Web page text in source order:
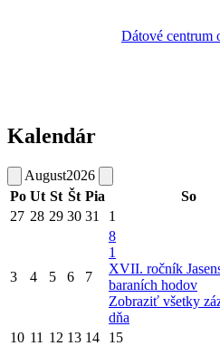
Dátové centrum
Kalendár
August2026
Po Ut St Št Pia So
27 28 29 30 31 1
3 4 5 6 7
8
1
XVII. ročník
baraních hodov
Zobraziť všetky
dňa
10 11 12 13 14 15